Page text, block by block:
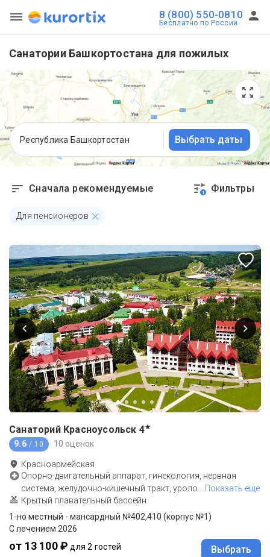
8 (800) 550-0810
Бесплатно по России
Санатории Башкортостана для пожилых
Республика Башкортостан Выбрать даты
Сначала рекомендуемые 1 Фильтры
Для пенсионеров
Санаторий Красноусольск 4★
9.6 / 10 10 оценок
Красноармейская
Опорно-двигательный аппарат, гинекология, нервная
система, желудочно-кишечный тракт, уроло
Показать еще
Крытый плавательный бассейн
1-но местный - мансардный №402,410 (корпус №1)
С лечением 2026
от 13 100 ₽ для 2 гостей Выбрать